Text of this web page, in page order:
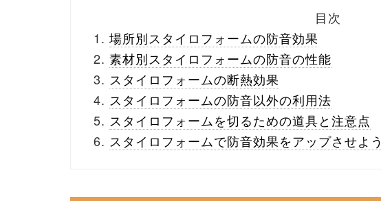
目次
場所別スタイロフォームの防音効果
素材別スタイロフォームの防音の性能
スタイロフォームの断熱効果
スタイロフォームの防音以外の利用法
スタイロフォームを切るための道具と注意点
スタイロフォームで防音効果をアップさせよう